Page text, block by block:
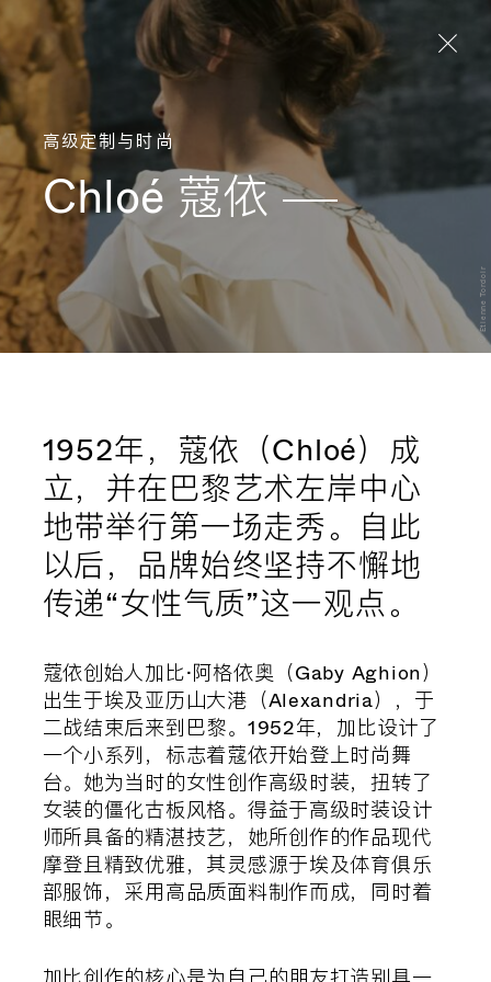
Aller directement au contenu
© Etienne Tordoir
高级定制与时尚
Chloé蔻依
1952年，蔻依（Chloé）成
立，并在巴黎艺术左岸中心
地带举行第一场走秀。自此
以后，品牌始终坚持不懈地
传递“女性气质”这一观点。
蔻依创始人加比·阿格依奥（Gaby Aghion）
出生于埃及亚历山大港（Alexandria），于
二战结束后来到巴黎。1952年，加比设计了
一个小系列，标志着蔻依开始登上时尚舞
台。她为当时的女性创作高级时装，扭转了
女装的僵化古板风格。得益于高级时装设计
师所具备的精湛技艺，她所创作的作品现代
摩登且精致优雅，其灵感源于埃及体育俱乐
部服饰，采用高品质面料制作而成，同时着
眼细节。